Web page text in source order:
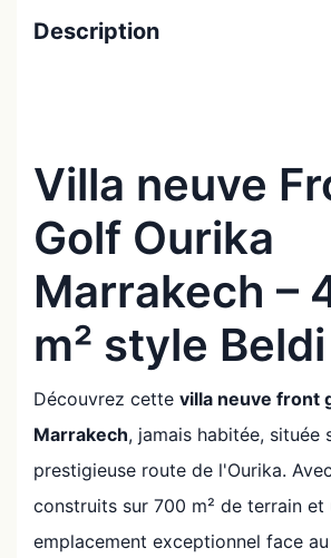
Description
Villa neuve
Golf Ourika
Marrakech –
m² style
Découvrez cette villa neuve front
Marrakech, jamais habitée, située
prestigieuse route de l'Ourika.
construits sur 700 m² de terrain et
emplacement exceptionnel face